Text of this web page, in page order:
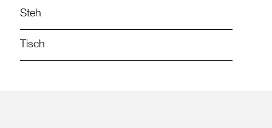
Steh
Tisch